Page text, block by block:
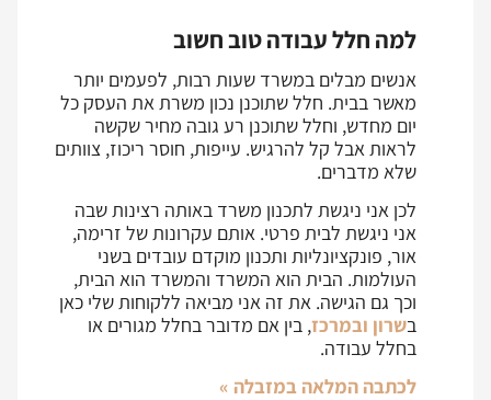
למה חלל עבודה טוב חשוב
אנשים מבלים במשרד שעות רבות, לפעמים יותר
מאשר בבית. חלל שתוכנן נכון משרת את העסק כל
יום מחדש, וחלל שתוכנן רע גובה מחיר שקשה
לראות אבל קל להרגיש. עייפות, חוסר ריכוז, צוותים
שלא מדברים.
לכן אני ניגשת לתכנון משרד באותה רצינות שבה
אני ניגשת לבית פרטי. אותם עקרונות של זרימה,
אור, פונקציונליות ותכנון מוקדם עובדים בשני
העולמות. הבית הוא המשרד והמשרד הוא הבית,
וכך גם הגישה. את זה אני מביאה ללקוחות שלי כאן
בשרון ובמרכז, בין אם מדובר בחלל מגורים או
בחלל עבודה.
לכתבה המלאה במזבלה »